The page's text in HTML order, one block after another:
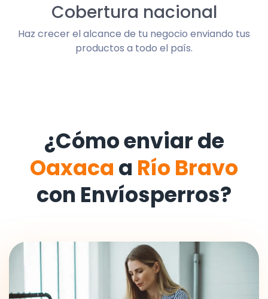
Cobertura nacional
Haz crecer el alcance de tu negocio enviando tus
productos a todo el país.
¿Cómo enviar de
Oaxaca a Río Bravo
con Envíosperros?